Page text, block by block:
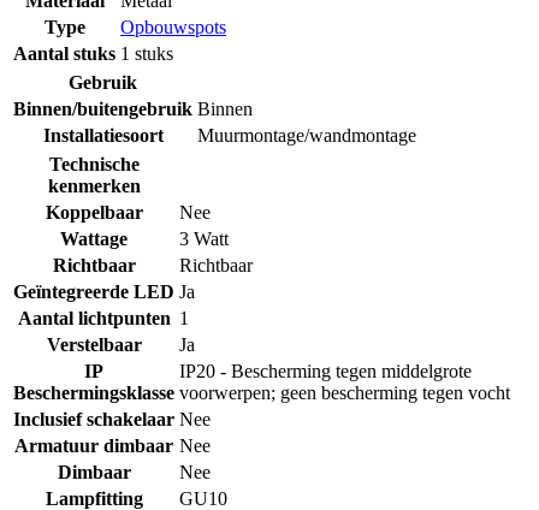
Type
Opbouwspots
Aantal stuks 1 stuks
Gebruik
Binnen/buitengebruik Binnen
Installatiesoort
Muurmontage/wandmontage
Technische
kenmerken
Koppelbaar
Nee
Wattage
3 Watt
Richtbaar
Richtbaar
Geïntegreerde LED Ja
Aantal lichtpunten 1
Verstelbaar
Ja
IP
Beschermingsklasse
IP20 - Bescherming tegen middelgrote
voorwerpen; geen bescherming tegen vocht
Inclusief schakelaar Nee
Armatuur dimbaar Nee
Dimbaar
Nee
Lampfitting
GU10